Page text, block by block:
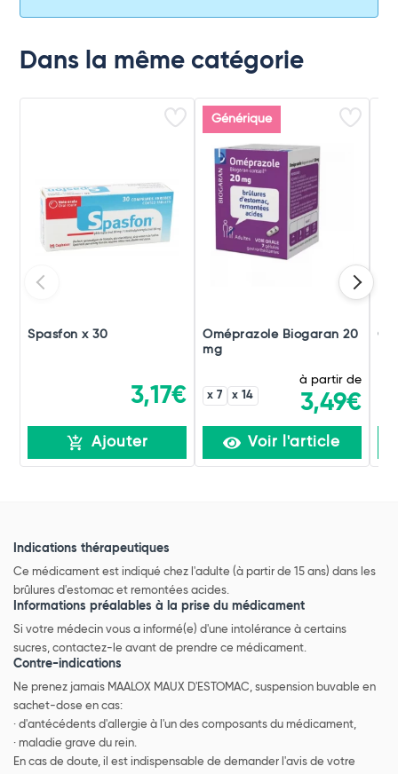
Dans la même catégorie
Spasfon x 30
3,17€
Ajouter
Générique
Oméprazole Biogaran 20
mg
x 7 x 14
à partir de
3,49€
Voir l'article
Indications thérapeutiques
Ce médicament est indiqué chez l'adulte (à partir de 15 ans) dans les
brûlures d'estomac et remontées acides.
Informations préalables à la prise du médicament
Si votre médecin vous a informé(e) d'une intolérance à certains
sucres, contactez-le avant de prendre ce médicament.
Contre-indications
Ne prenez jamais MAALOX MAUX D'ESTOMAC, suspension buvable en
sachet-dose en cas:
· d'antécédents d'allergie à l'un des composants du médicament,
· maladie grave du rein.
En cas de doute, il est indispensable de demander l'avis de votre